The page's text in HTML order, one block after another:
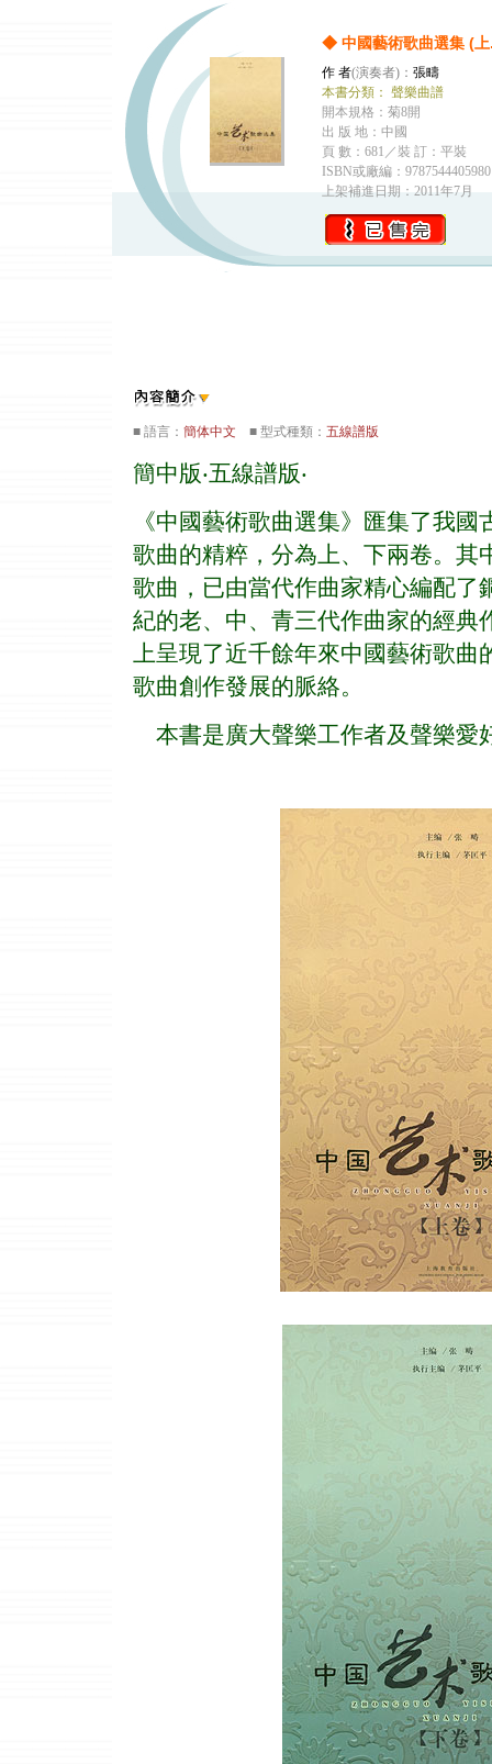
◆ 中國藝術歌曲選集 (
作 者(演奏者)： 張疇
本書分類： 聲樂曲譜
開本規格：菊8開
出 版 地：中國
頁 數：681／裝 訂：平裝
ISBN或廠編：9787544405980
上架補進日期：2011年7月
■ 語言： 簡体中文 ■ 型式種類： 五線譜版
簡中版‧五線譜版‧
《中國藝術歌曲選集》匯集了我
歌曲的精粹，分為上、下兩卷。其
歌曲，已由當代作曲家精心編配了
紀的老、中、青三代作曲家的經典
上呈現了近千餘年來中國藝術歌曲
歌曲創作發展的脈絡。
本書是廣大聲樂工作者及聲樂愛